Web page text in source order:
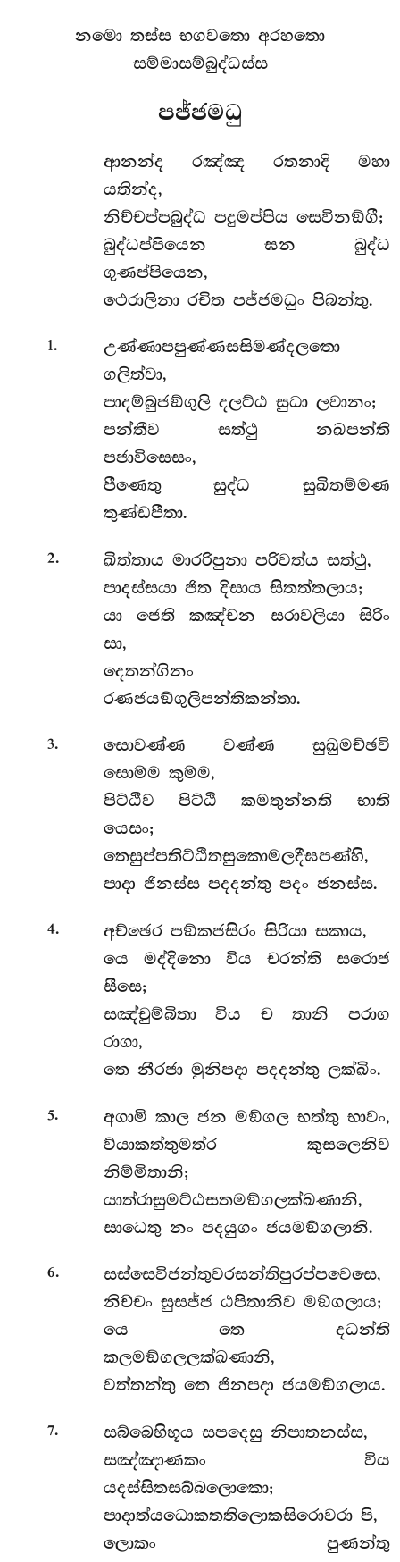
නමො තස්ස භගවතො අරහතො
සම්මාසම්බුද්ධස්ස
පජ්ජමධු
ආනන්ද රඤ්ඤ රතනාදි මහා
යතින්ද,
නිච්චප්පබුද්ධ පදුමප්පිය සෙවිනඞ්ගී;
බුද්ධප්පියෙන ඝන බුද්ධ
ගුණප්පියෙන,
ථෙරාලිනා රචිත පජ්ජමධුං පිබන්තු.
1.
උණ්ණාපපුණ්ණසසිමණ්දලතො
ගලිත්වා,
පාදම්බුජඞ්ගුලි දලට්ඨ සුධා ලවානං;
පන්තීව සත්ථු නඛපන්ති
පජාවිසෙසං,
පීණෙතු සුද්ධ සුඛිතම්මණ
තුණ්ඩපීතා.
2.
ඛිත්තාය මාරරිපුනා පරිවත්ය සත්ථු,
පාදස්සයා ජිත දිසාය සිතත්තලාය;
යා ජෙති කඤ්චන සරාවලියා සිරිං
සා,
දෙතන්ගිනං
රණජයඞ්ගුලිපන්තිකන්තා.
3.
සොවණ්ණ වණ්ණ සුඛුමච්ඡවි
සොම්ම කුම්ම,
පිට්ඨීව පිට්ඨි කමතුන්නති භාති
යෙසං;
තෙසුප්පතිට්ඨිතසුකොමලදීඝපණ්හි,
පාදා ජිනස්ස පදදන්තු පදං ජනස්ස.
4.
අච්ඡෙර පඞ්කජසිරං සිරියා සකාය,
යෙ මද්දිනො විය චරන්ති සරොජ
සීසෙ;
සඤ්චුම්බිතා විය ච තානි පරාග
රාගා,
තෙ නීරජා මුනිපදා පදදන්තු ලක්ඛිං.
5.
අගාමි කාල ජන මඞ්ගල භත්තු භාවං,
ව්යාකත්තුමත්ර කුසලෙනිව
නිම්මිතානි;
යාත්රාසුමට්ඨසතමඞ්ගලක්ඛණානි,
සාධෙතු නං පදයුගං ජයමඞ්ගලානි.
6.
සස්සෙවිජන්තුවරසන්තිපුරප්පවෙසෙ,
නිච්චං සුසජ්ජ ඨපිතානිව මඞ්ගලාය;
යෙ තෙ දධන්ති
කලමඞ්ගලලක්ඛණානි,
වත්තන්තු තෙ ජිනපදා ජයමඞ්ගලාය.
7.
සබ්බෙභිභූය සපදෙසු නිපාතනස්ස,
සඤ්ඤාණකං විය
යදස්සිතසබ්බලොකො;
පාදාත්යධොකතතිලොකසිරොවරා පි,
ලොකං පුණන්තු